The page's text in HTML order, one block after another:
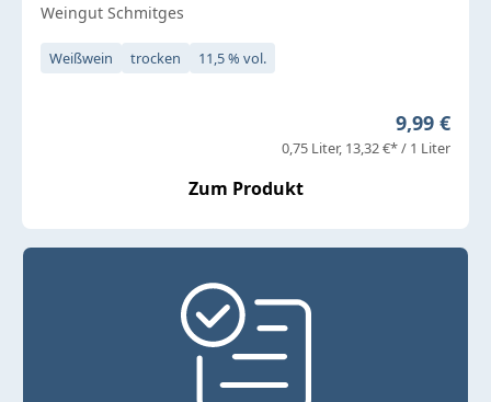
Weingut Schmitges
Weißwein trocken 11,5 % vol.
Regulärer
9,99 €
0,75 Liter 13,32 €* / 1 Liter
Zum Produkt